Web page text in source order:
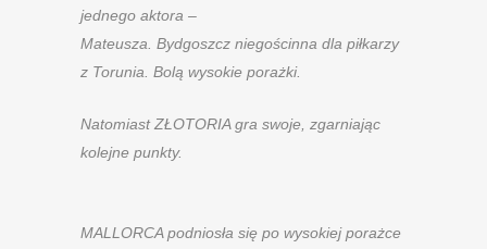
jednego aktora –
Mateusza. Bydgoszcz niegościnna dla piłkarzy
z Torunia. Bolą wysokie porażki.
Natomiast ZŁOTORIA gra swoje, zgarniając
kolejne punkty.
MALLORCA podniosła się po wysokiej porażce